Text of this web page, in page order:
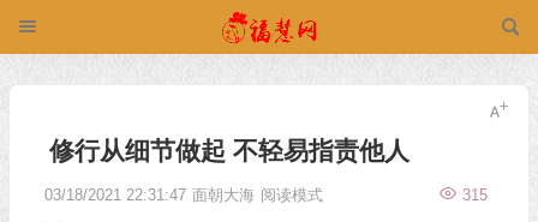
修行从细节做起 不轻易指责他人
03/18/2021 22:31:47 面朝大海 315
阅读模式